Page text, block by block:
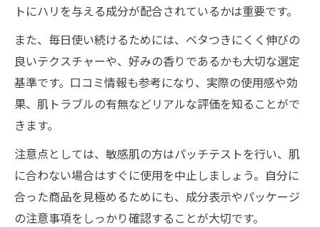
合わせ効果
バストアップクリームの悩み別活用法を紹
介
人気のバストアップクリーム購入時の注意点
バストアップクリーム購入前にチェックす
バストアップクリーム市販品注意すべき成
分とは
口コミで話題のバストアップクリーム選び
の注意
トにハリを与える成分が配合されているかは重要です。
また、毎日使い続けるためには、ベタつきにくく伸びの
良いテクスチャーや、好みの香りであるかも大切な選定
基準です。口コミ情報も参考になり、実際の使用感や効
果、肌トラブルの有無などリアルな評価を知ることがで
きます。
注意点としては、敏感肌の方はパッチテストを行い、肌
に合わない場合はすぐに使用を中止しましょう。自分に
合った商品を見極めるためにも、成分表示やパッケージ
の注意事項をしっかり確認することが大切です。